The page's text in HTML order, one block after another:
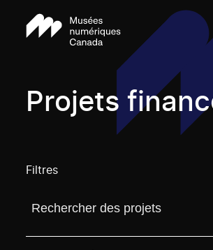
Projets
Filtres
Trouvez un projetVous devez